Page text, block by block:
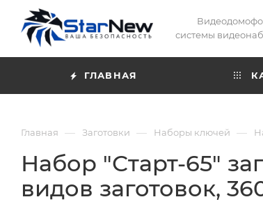
системы
ГЛАВНАЯ
Главная — Заготовки — Наборы ключей —
Набор "Старт-65"
видов заготовок,